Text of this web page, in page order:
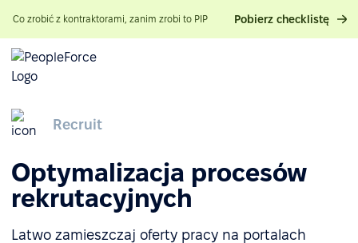
Co zrobić z kontraktorami, zanim zrobi to PIP Pobierz checklistę
Recruit
Optymalizacja procesów
rekrutacyjnych
Latwo zamieszczaj oferty pracy na portalach